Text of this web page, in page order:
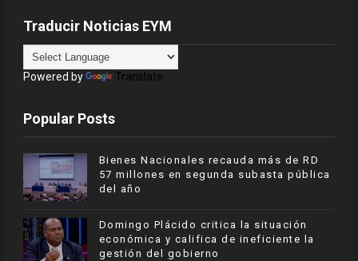
Traducir Noticias EYM
Powered by Translate
Popular Posts
Bienes Nacionales recauda más de RD
57 millones en segunda subasta pública
del año
​Domingo Plácido critica la situación
económica y califica de ineficiente la
gestión del gobierno